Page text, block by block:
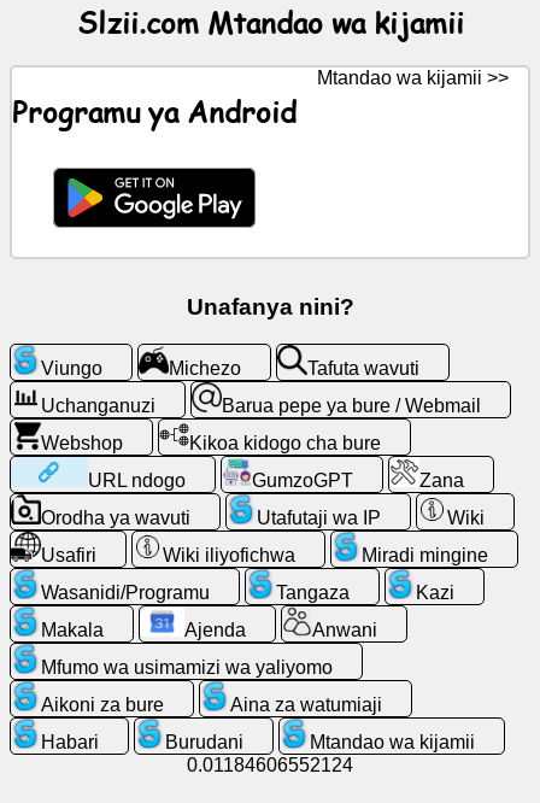
wavuti
bure
Webmail
Uchanganuzi
Webshop
Wasanidi/Programu
Zana
Kazi
Slzii.com Mtandao wa kijamii
Programu ya Android
Mtandao wa kijamii >>
Unafanya nini?
Viungo Michezo
Tafuta wavuti
Uchanganuzi
Barua pepe ya bure / Webmail
Webshop
Kikoa kidogo cha bure
URL ndogo
GumzoGPT
Zana
Orodha ya wavuti
Utafutaji wa IP
Wiki
Usafiri
Wiki iliyofichwa
Miradi mingine
Wasanidi/Programu
Tangaza
Kazi
Makala
Ajenda
Anwani
Mfumo wa usimamizi wa yaliyomo
Aikoni za bure
Aina za watumiaji
Habari
Burudani
Mtandao wa kijamii
0.01184606552124